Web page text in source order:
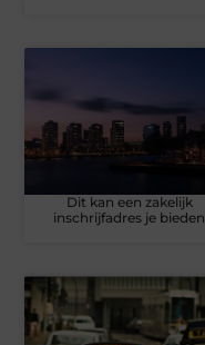
Dit kan een zakelijk
inschrijfadres je bieden